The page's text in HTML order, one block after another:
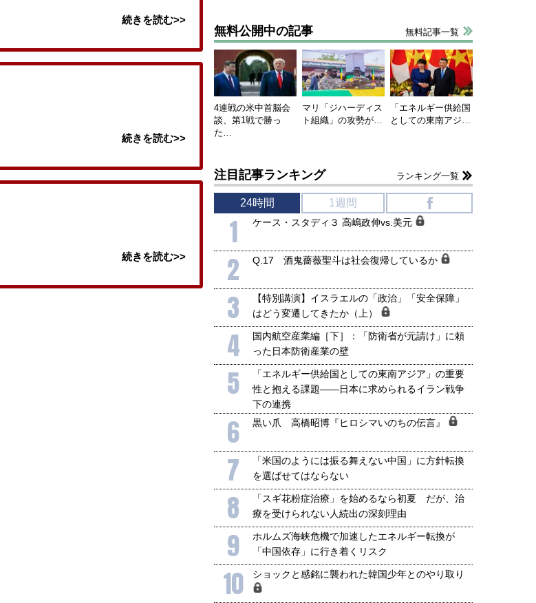
続きを読む>>
続きを読む>>
続きを読む>>
無料公開中の記事 無料記事一覧
4連戦の米中首脳会
談、第1戦で勝っ
た…
マリ「ジハーディス
ト組織」の攻勢が…
「エネルギー供給国
としての東南アジ…
注目記事ランキング ランキング一覧
24時間 1週間
1 ケース・スタディ３ 高嶋政伸vs.美元
2 Q.17 酒鬼薔薇聖斗は社会復帰しているか
3
【特別講演】イスラエルの「政治」「安全保障」
はどう変遷してきたか（上）
4
国内航空産業編［下］：「防衛省が元請け」に頼
った日本防衛産業の壁
5
「エネルギー供給国としての東南アジア」の重要
性と抱える課題――日本に求められるイラン戦争
下の連携
6 黒い爪 高橋昭博『ヒロシマいのちの伝言』
7
「米国のようには振る舞えない中国」に方針転換
を選ばせてはならない
8
「スギ花粉症治療」を始めるなら初夏 だが、治
療を受けられない人続出の深刻理由
9
ホルムズ海峡危機で加速したエネルギー転換が
「中国依存」に行き着くリスク
10 ショックと感銘に襲われた韓国少年とのやり取り